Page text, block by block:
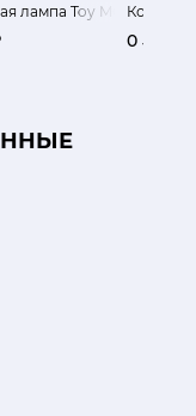
лампа Toy MOSCINO
0 ₽